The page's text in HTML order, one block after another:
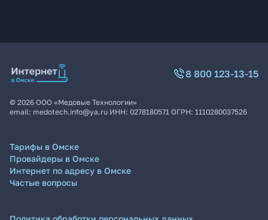
8 800 123-13-15
© 2026 ООО «Медовые Технологии»
email: medotech.info@ya.ru ИНН: 0278180571 ОГРН: 1110280037526
Тарифы в Омске
Провайдеры в Омске
Интернет по адресу в Омске
Частые вопросы